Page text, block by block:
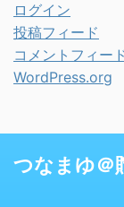
ログイン
投稿フィード
コメントフィー
WordPress.org
つなまゆ＠